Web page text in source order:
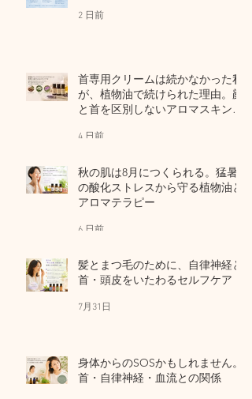
2 日前
首専用クリームは続かなかった私
が、植物油で続けられた理由。顔
と首を区別しないアロマスキンケ
4 日前
秋の肌は8月につくられる。猛暑
の酸化ストレスから守る植物油と
アロマテラピー
6 日前
髪とまつ毛のために、自律神経と
首・頭皮をいたわるセルフケア
7月31日
身体からのSOSかもしれません。
首・自律神経・血流との関係